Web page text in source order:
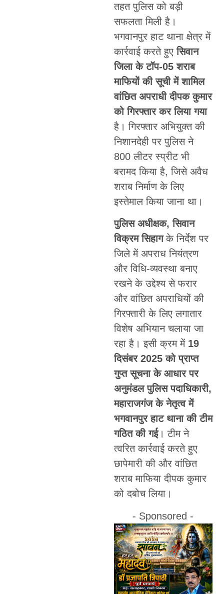
तहत पुलिस को बड़ी
सफलता मिली है।
भगवानपुर हाट थाना क्षेत्र में
कार्रवाई करते हुएसिवान
जिला के टॉप-05 शराब
माफियों की सूची में शामिल
वांछित अपराधी दीपक कुमार
को गिरफ्तार कर लिया गया
है। गिरफ्तार अभियुक्त की
निशानदेही पर पुलिस ने
800 लीटर स्प्रीट भी
बरामद किया है, जिसे अवैध
शराब निर्माण के लिए
इस्तेमाल किया जाना था।
पुलिस अधीक्षक, सिवान
विक्रम सिहागके निर्देश पर
जिले में अपराध नियंत्रण
और विधि-व्यवस्था बनाए
रखने के उद्देश्य से फरार
और वांछित अपराधियों की
गिरफ्तारी के लिए लगातार
विशेष अभियान चलाया जा
रहा है। इसी क्रम में 19
दिसंबर 2025 को प्राप्त
गुप्त सूचना के आधार पर
अनुमंडल पुलिस पदाधिकारी,
महाराजगंज के नेतृत्व में
भगवानपुर हाट थाना की टीम
गठित की गई। टीम ने
त्वरित कार्रवाई करते हुए
छापेमारी की और वांछित
शराब माफिया दीपक कुमार
को दबोच लिया।
- Sponsored -